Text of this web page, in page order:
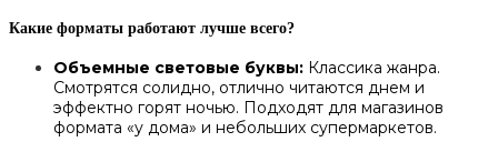
Какие форматы работают лучше всего?
Объемные световые буквы: Классика жанра.
Смотрятся солидно, отлично читаются днем и
эффектно горят ночью. Подходят для магазинов
формата «у дома» и небольших супермаркетов.